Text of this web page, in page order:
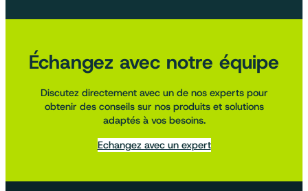
Échangez avec notre équipe
Discutez directement avec un de nos experts pour
obtenir des conseils sur nos produits et solutions
adaptés à vos besoins.
Echangez avec un expert